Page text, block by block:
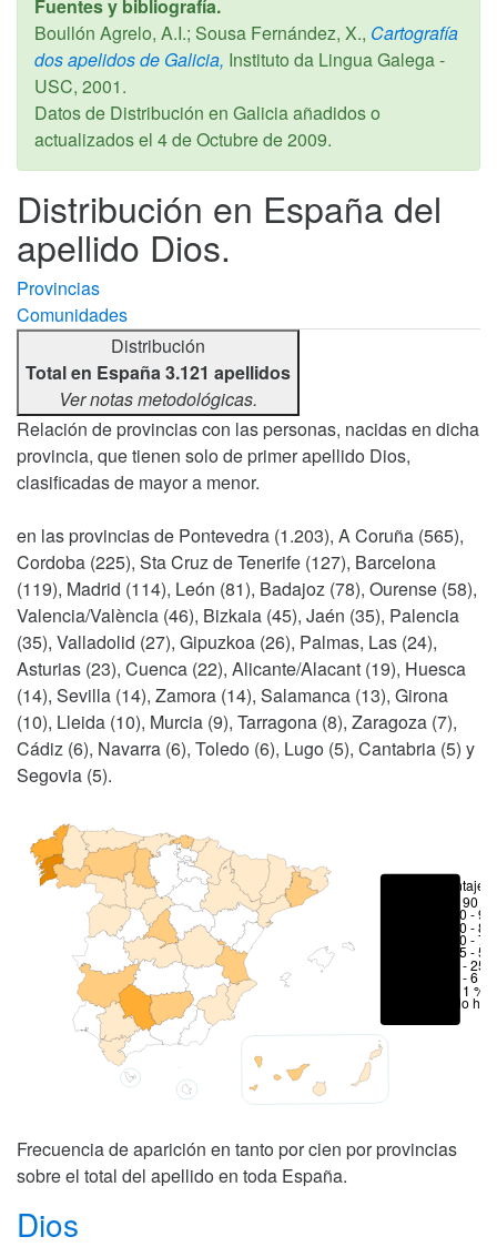
Fuentes y bibliografía.
Boullón Agrelo, A.I.; Sousa Fernández, X., Cartografía
dos apelidos de Galicia, Instituto da Lingua Galega -
USC, 2001.
Datos de Distribución en Galicia añadidos o
actualizados el 4 de Octubre de 2009.
Distribución en España del
apellido Dios.
Provincias
Comunidades
Distribución
Total en España 3.121 apellidos
Ver notas metodológicas.
Relación de provincias con las personas, nacidas en dicha
provincia, que tienen solo de primer apellido Dios,
clasificadas de mayor a menor.
en las provincias de Pontevedra (1.203), A Coruña (565),
Cordoba (225), Sta Cruz de Tenerife (127), Barcelona
(119), Madrid (114), León (81), Badajoz (78), Ourense (58),
Valencia/València (46), Bizkaia (45), Jaén (35), Palencia
(35), Valladolid (27), Gipuzkoa (26), Palmas, Las (24),
Asturias (23), Cuenca (22), Alicante/Alacant (19), Huesca
(14), Sevilla (14), Zamora (14), Salamanca (13), Girona
(10), Lleida (10), Murcia (9), Tarragona (8), Zaragoza (7),
Cádiz (6), Navarra (6), Toledo (6), Lugo (5), Cantabria (5) y
Segovia (5).
Porcentajes
> 90 %
80 -
70 -
50 -
25 -
6 - 25
1 - 6 %
< 1 %
No hay
Frecuencia de aparición en tanto por cien por provincias
sobre el total del apellido en toda España.
Dios